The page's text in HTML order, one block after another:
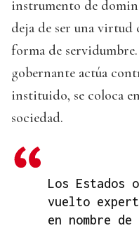
instrumento de
deja de ser una virtud
forma de
gobernante actúa
instituido, se coloca
sociedad.
Los Estados
vuelto
en nombre